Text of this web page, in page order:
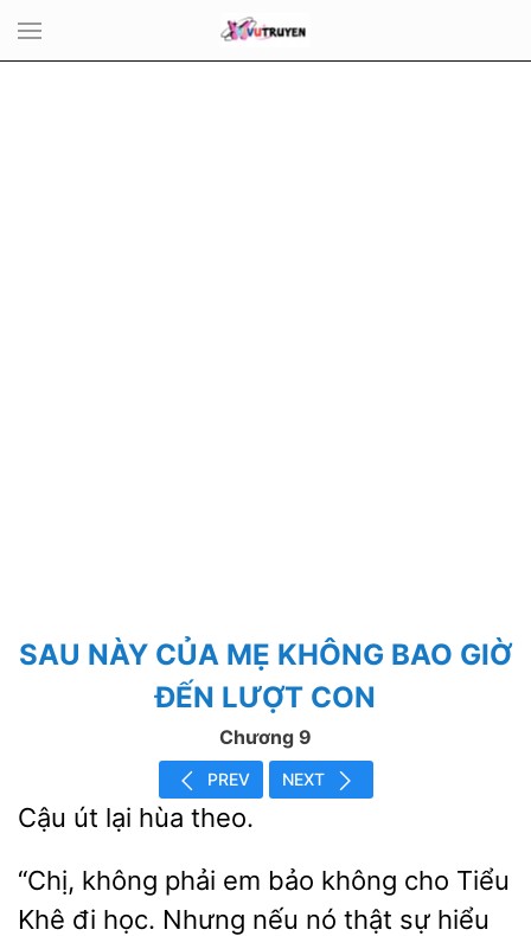
SAU NÀY CỦA MẸ KHÔNG BAO GIỜ
ĐẾN LƯỢT CON
Chương 9
PREV NEXT
Cậu hùa
“Chị, không phải em bảo không cho Tiểu
Khê đi học. Nhưng nếu nó thật sự hiểu